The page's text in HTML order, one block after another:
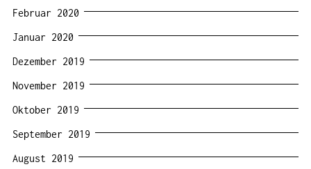
Februar 2020
Januar 2020
Dezember 2019
November 2019
Oktober 2019
September 2019
August 2019